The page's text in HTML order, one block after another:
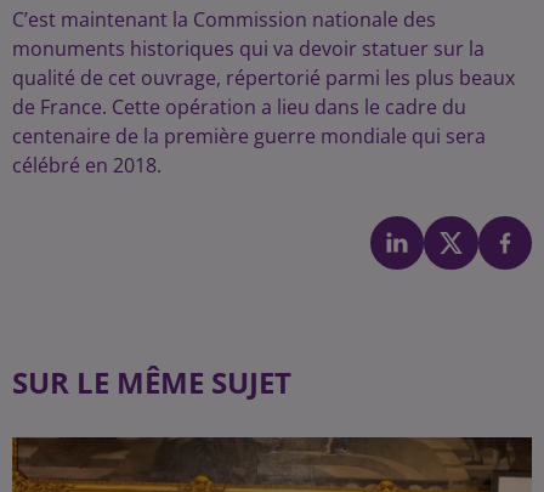
C’est maintenant la Commission nationale des
monuments historiques qui va devoir statuer sur la
qualité de cet ouvrage, répertorié parmi les plus beaux
de France. Cette opération a lieu dans le cadre du
centenaire de la première guerre mondiale qui sera
célébré en 2018.
SUR LE MÊME SUJET